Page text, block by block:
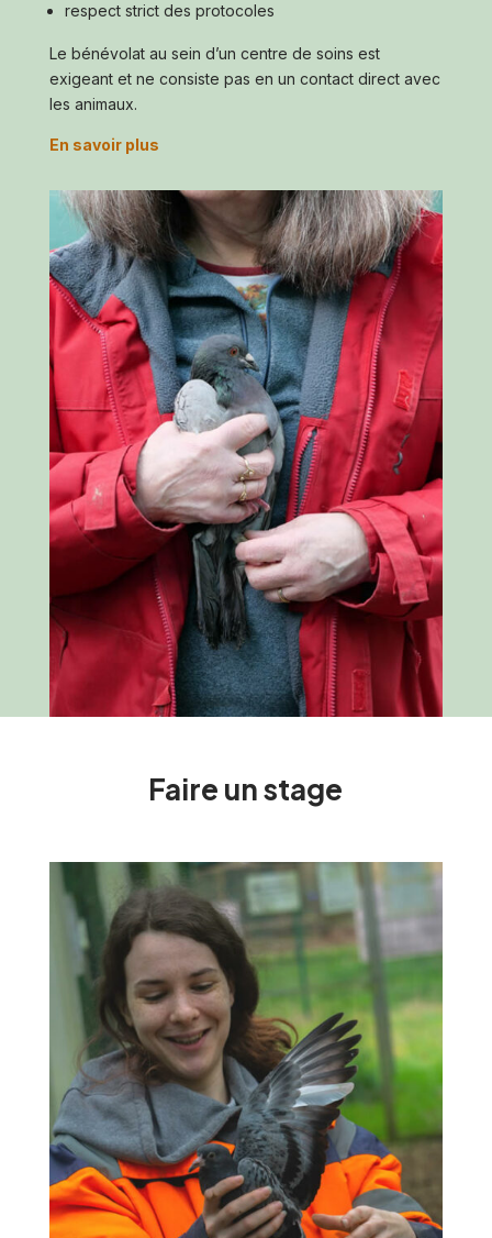
respect strict des protocoles
Le bénévolat au sein d’un centre de soins est
exigeant et ne consiste pas en un contact direct avec
les animaux.
En savoir plus
Faire un stage